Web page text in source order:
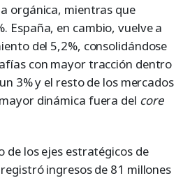
orgánica, mientras que
España, en cambio, vuelve a
del 5,2%, consolidándose
con mayor tracción dentro
3% y el resto de los mercados
dinámica fuera del core
de los ejes estratégicos de
ingresos de 81 millones